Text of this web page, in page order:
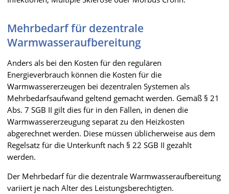
Mehrbedarf für dezentrale
Warmwasseraufbereitung
Anders als bei den Kosten für den regulären
Energieverbrauch können die Kosten für die
Warmwassererzeugen bei dezentralen Systemen als
Mehrbedarfsaufwand geltend gemacht werden. Gemäß § 21
Abs. 7 SGB II gilt dies für in den Fällen, in denen die
Warmwassererzeugung separat zu den Heizkosten
abgerechnet werden. Diese müssen üblicherweise aus dem
Regelsatz für die Unterkunft nach § 22 SGB II gezahlt
werden.
Der Mehrbedarf für die dezentrale Warmwasseraufbereitung
variiert je nach Alter des Leistungsberechtigten.